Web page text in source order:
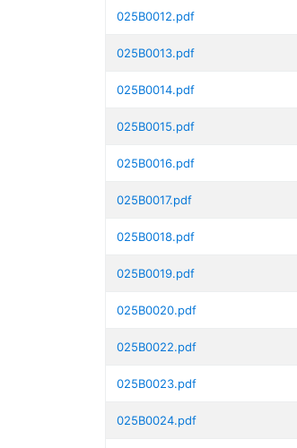
025B0012.pdf
025B0013.pdf
025B0014.pdf
025B0015.pdf
025B0016.pdf
025B0017.pdf
025B0018.pdf
025B0019.pdf
025B0020.pdf
025B0022.pdf
025B0023.pdf
025B0024.pdf